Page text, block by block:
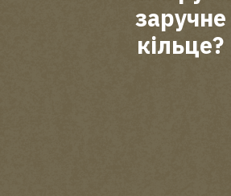
заручне
кільце?